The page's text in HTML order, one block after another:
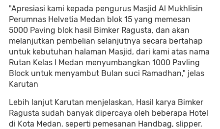
"Apresiasi kami kepada pengurus Masjid Al Mukhlisin
Perumnas Helvetia Medan blok 15 yang memesan
5000 Paving blok hasil Bimker Ragusta, dan akan
melanjutkan pembelian selanjutnya secara bertahap
untuk kebutuhan halaman Masjid, dari kami atas nama
Rutan Kelas I Medan menyumbangkan 1000 Pavling
Block untuk menyambut Bulan suci Ramadhan," jelas
Karutan
Lebih lanjut Karutan menjelaskan, Hasil karya Bimker
Ragusta sudah banyak dipercaya oleh beberapa Hotel
di Kota Medan, seperti pemesanan Handbag, slipper,